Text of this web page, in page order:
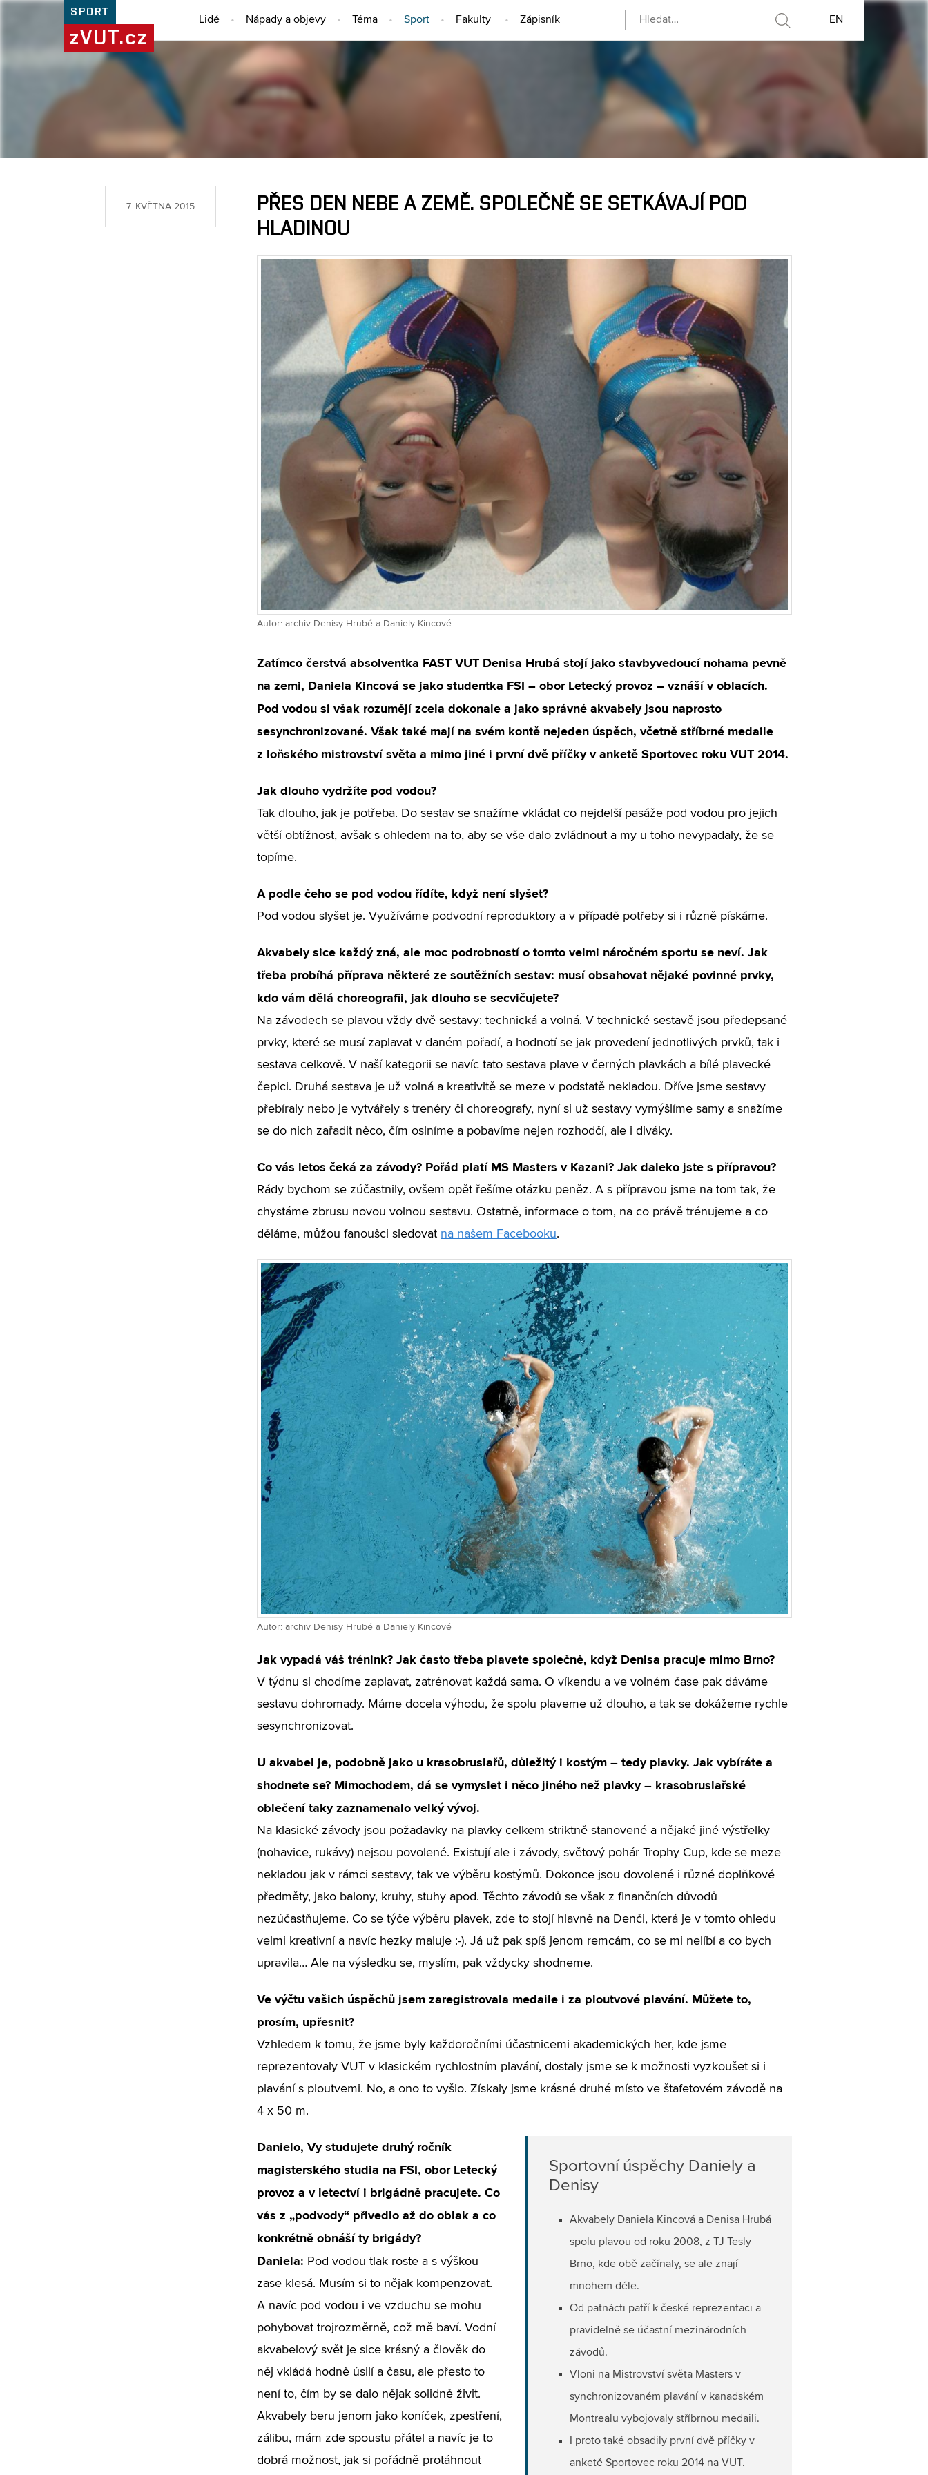
SPORT
zVUT.cz
Lidé Nápady a objevy Téma Sport Fakulty Zápisník EN
SPORT
7. KVĚTNA 2015
PŘES DEN NEBE A ZEMĚ. SPOLEČNĚ SE SETKÁVAJÍ POD
HLADINOU
Autor: archiv Denisy Hrubé a Daniely Kincové
Zatímco čerstvá absolventka FAST VUT Denisa Hrubá stojí jako stavbyvedoucí nohama pevně
na zemi, Daniela Kincová se jako studentka FSI – obor Letecký provoz – vznáší v oblacích.
Pod vodou si však rozumějí zcela dokonale a jako správné akvabely jsou naprosto
sesynchronizované. Však také mají na svém kontě nejeden úspěch, včetně stříbrné medaile
z loňského mistrovství světa a mimo jiné i první dvě příčky v anketě Sportovec roku VUT 2014.
Jak dlouho vydržíte pod vodou?
Tak dlouho, jak je potřeba. Do sestav se snažíme vkládat co nejdelší pasáže pod vodou pro jejich
větší obtížnost, avšak s ohledem na to, aby se vše dalo zvládnout a my u toho nevypadaly, že se
topíme.
A podle čeho se pod vodou řídíte, když není slyšet?
Pod vodou slyšet je. Využíváme podvodní reproduktory a v případě potřeby si i různě pískáme.
Akvabely sice každý zná, ale moc podrobností o tomto velmi náročném sportu se neví. Jak
třeba probíhá příprava některé ze soutěžních sestav: musí obsahovat nějaké povinné prvky,
kdo vám dělá choreografii, jak dlouho se secvičujete?
Na závodech se plavou vždy dvě sestavy: technická a volná. V technické sestavě jsou předepsané
prvky, které se musí zaplavat v daném pořadí, a hodnotí se jak provedení jednotlivých prvků, tak i
sestava celkově. V naší kategorii se navíc tato sestava plave v černých plavkách a bílé plavecké
čepici. Druhá sestava je už volná a kreativitě se meze v podstatě nekladou. Dříve jsme sestavy
přebíraly nebo je vytvářely s trenéry či choreografy, nyní si už sestavy vymýšlíme samy a snažíme
se do nich zařadit něco, čím oslníme a pobavíme nejen rozhodčí, ale i diváky.
Co vás letos čeká za závody? Pořád platí MS Masters v Kazani? Jak daleko jste s přípravou?
Rády bychom se zúčastnily, ovšem opět řešíme otázku peněz. A s přípravou jsme na tom tak, že
chystáme zbrusu novou volnou sestavu. Ostatně, informace o tom, na co právě trénujeme a co
děláme, můžou fanoušci sledovat na našem Facebooku.
Autor: archiv Denisy Hrubé a Daniely Kincové
Jak vypadá váš trénink? Jak často třeba plavete společně, když Denisa pracuje mimo Brno?
V týdnu si chodíme zaplavat, zatrénovat každá sama. O víkendu a ve volném čase pak dáváme
sestavu dohromady. Máme docela výhodu, že spolu plaveme už dlouho, a tak se dokážeme rychle
sesynchronizovat.
U akvabel je, podobně jako u krasobruslařů, důležitý i kostým – tedy plavky. Jak vybíráte a
shodnete se? Mimochodem, dá se vymyslet i něco jiného než plavky – krasobruslařské
oblečení taky zaznamenalo velký vývoj.
Na klasické závody jsou požadavky na plavky celkem striktně stanovené a nějaké jiné výstřelky
(nohavice, rukávy) nejsou povolené. Existují ale i závody, světový pohár Trophy Cup, kde se meze
nekladou jak v rámci sestavy, tak ve výběru kostýmů. Dokonce jsou dovolené i různé doplňkové
předměty, jako balony, kruhy, stuhy apod. Těchto závodů se však z finančních důvodů
nezúčastňujeme. Co se týče výběru plavek, zde to stojí hlavně na Denči, která je v tomto ohledu
velmi kreativní a navíc hezky maluje :-). Já už pak spíš jenom remcám, co se mi nelíbí a co bych
upravila… Ale na výsledku se, myslím, pak vždycky shodneme.
Ve výčtu vašich úspěchů jsem zaregistrovala medaile i za ploutvové plavání. Můžete to,
prosím, upřesnit?
Vzhledem k tomu, že jsme byly každoročními účastnicemi akademických her, kde jsme
reprezentovaly VUT v klasickém rychlostním plavání, dostaly jsme se k možnosti vyzkoušet si i
plavání s ploutvemi. No, a ono to vyšlo. Získaly jsme krásné druhé místo ve štafetovém závodě na
4 x 50 m.
Sportovní úspěchy Daniely a
Denisy
Akvabely Daniela Kincová a Denisa Hrubá
spolu plavou od roku 2008, z TJ Tesly
Brno, kde obě začínaly, se ale znají
mnohem déle.
Od patnácti patří k české reprezentaci a
pravidelně se účastní mezinárodních
závodů.
Vloni na Mistrovství světa Masters v
synchronizovaném plavání v kanadském
Montrealu vybojovaly stříbrnou medaili.
I proto také obsadily první dvě příčky v
anketě Sportovec roku 2014 na VUT.
Danielo, Vy studujete druhý ročník
magisterského studia na FSI, obor Letecký
provoz a v letectví i brigádně pracujete. Co
vás z „podvody“ přivedlo až do oblak a co
konkrétně obnáší ty brigády?
Daniela: Pod vodou tlak roste a s výškou
zase klesá. Musím si to nějak kompenzovat.
A navíc pod vodou i ve vzduchu se mohu
pohybovat trojrozměrně, což mě baví. Vodní
akvabelový svět je sice krásný a člověk do
něj vkládá hodně úsilí a času, ale přesto to
není to, čím by se dalo nějak solidně živit.
Akvabely beru jenom jako koníček, zpestření,
zálibu, mám zde spoustu přátel a navíc je to
dobrá možnost, jak si pořádně protáhnout